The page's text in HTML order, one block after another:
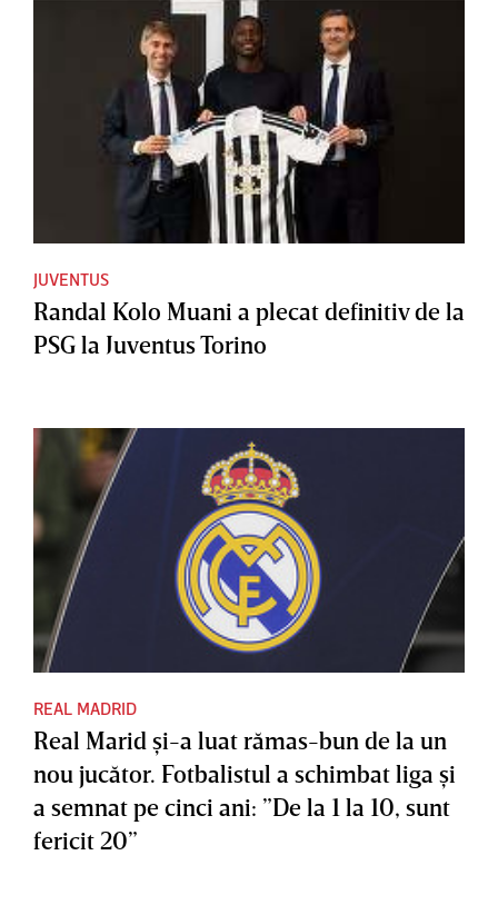
JUVENTUS
Randal Kolo Muani a plecat definitiv de la
PSG la Juventus Torino
REAL MADRID
Real Marid şi-a luat rămas-bun de la un
nou jucător. Fotbalistul a schimbat liga şi
a semnat pe cinci ani: ”De la 1 la 10, sunt
fericit 20”